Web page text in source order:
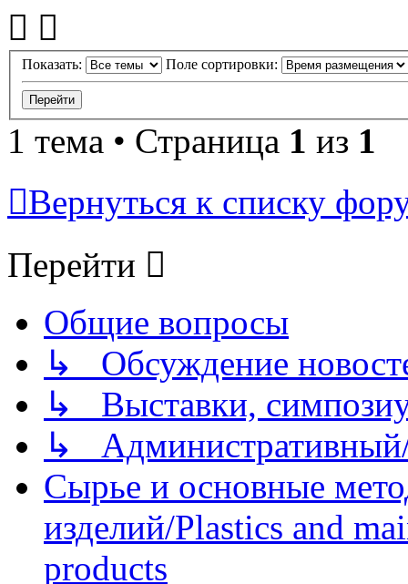
Показать: Поле сортировки:
1 тема • Страница 1 из 1
Вернуться к списку
Перейти
Общие вопросы
↳ Обсуждение
↳ Выставки,
↳
Сырье и основные
изделий/Plastics and
products